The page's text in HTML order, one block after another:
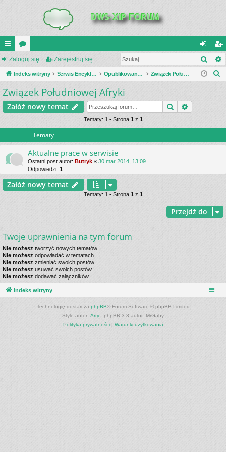
UI
C
K
_L
or
a
al
og
ar
ej
Zaloguj się Zarejestruj się
Indeks witryny Serwis Encyklopedia Uzbrojenia Opublikowane zestawienia Związek Południowej Afryki
j
Związek Południowej Afryki
Załóż nowy temat Szukaj
Tematy: 1 • Strona 1 z 1
Tematy
Aktualne prace w serwisie
Ostatni post autor: Butryk « 30 mar 2014, 13:09
Odpowiedzi: 1
Załóż nowy temat
Tematy: 1 • Strona 1z 1
Przejdź do
Twoje uprawnienia na tym forum
Nie możesz tworzyć nowych tematów
Nie możesz odpowiadać w tematach
Nie możesz zmieniać swoich postów
Nie możesz usuwać swoich postów
Nie możesz dodawać załączników
Indeks witryny
Technologię dostarcza phpBB® Forum Software © phpBB Limited
Style autor: Arty - phpBB 3.3 autor: MrGaby
Polityka prywatności| Warunki użytkowania